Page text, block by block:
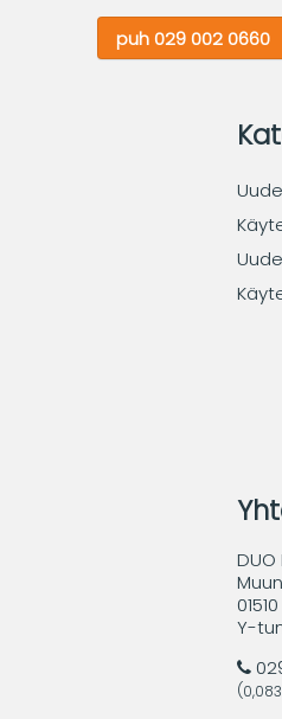
puh 029 002 0660
Y-